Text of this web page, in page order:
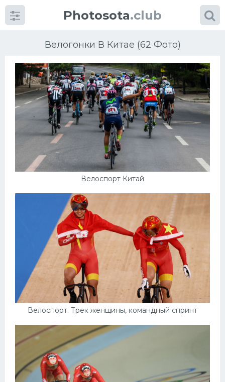
Photosota.club
Велогонки В Китае (62 Фото)
Велоспорт Китай
Велоспорт. Трек женщины, командный спринт
КатегорииФото
Еще картинки...
Футбол
Конькобежный спорт
Тренажеры
Интерьер квартиры